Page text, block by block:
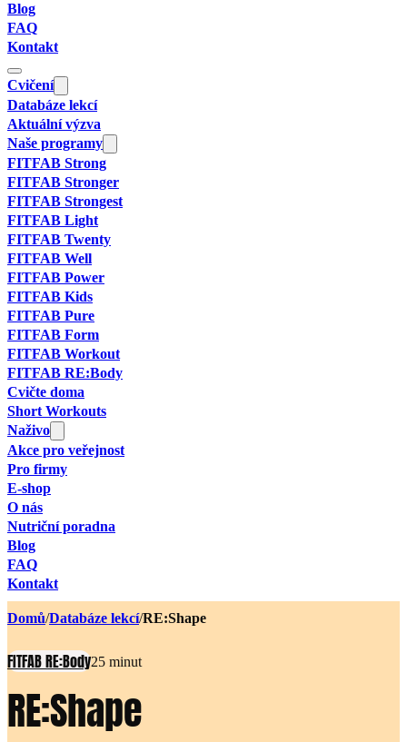
Blog
FAQ
Kontakt
Cvičení
Databáze lekcí
Aktuální výzva
Naše programy
FITFAB Strong
FITFAB Stronger
FITFAB Strongest
FITFAB Light
FITFAB Twenty
FITFAB Well
FITFAB Power
FITFAB Kids
FITFAB Pure
FITFAB Form
FITFAB Workout
FITFAB RE:Body
Cvičte doma
Short Workouts
Naživo
Akce pro veřejnost
Pro firmy
E-shop
O nás
Nutriční poradna
Blog
FAQ
Kontakt
Domů/Databáze lekcí/RE:Shape
FITFAB RE:Body25 minut
RE:Shape